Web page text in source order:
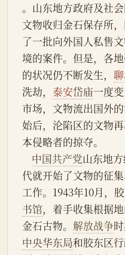
。山东地方政府及社
文物收归金石保存所
了一批向外国人私售
境的案件。但是，各
的状况仍不断发生，
洗劫， 泰安岱庙一度
市场，文物流出国外的
始后，沦陷区的文物
本侵略者的掠夺。
中国共产党山东地
代就开始了文物的征
工作。1943年10月，
书馆，着手收集根据
金石古物。 解放战争
中央华东局和胶东区